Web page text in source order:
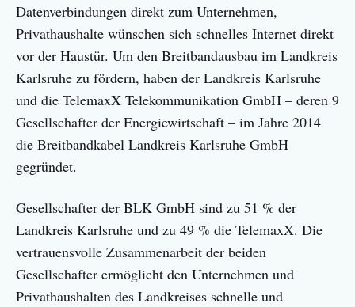
Datenverbindungen direkt zum Unternehmen,
Privathaushalte wünschen sich schnelles Internet direkt
vor der Haustür. Um den Breitbandausbau im Landkreis
Karlsruhe zu fördern, haben der Landkreis Karlsruhe
und die TelemaxX Telekommunikation GmbH – deren 9
Gesellschafter der Energiewirtschaft – im Jahre 2014
die Breitbandkabel Landkreis Karlsruhe GmbH
gegründet.
Gesellschafter der BLK GmbH sind zu 51 % der
Landkreis Karlsruhe und zu 49 % die TelemaxX. Die
vertrauensvolle Zusammenarbeit der beiden
Gesellschafter ermöglicht den Unternehmen und
Privathaushalten des Landkreises schnelle und